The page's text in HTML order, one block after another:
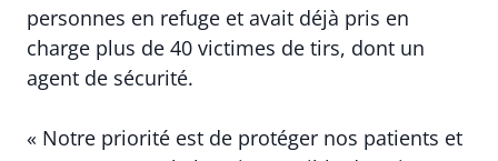
personnes en refuge et avait déjà pris en
charge plus de 40 victimes de tirs, dont un
agent de sécurité.
« Notre priorité est de protéger nos patients et